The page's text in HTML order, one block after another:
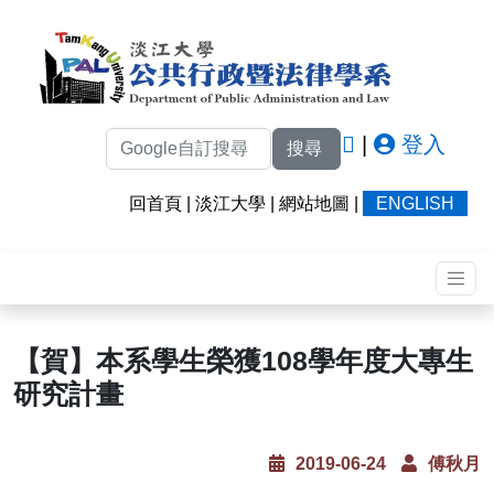
搜尋 登入
回首頁 淡江大學 網站地圖 ENGLISH
【賀】本系學生榮獲108學年度大專生
研究計畫
2019-06-24 傅秋月